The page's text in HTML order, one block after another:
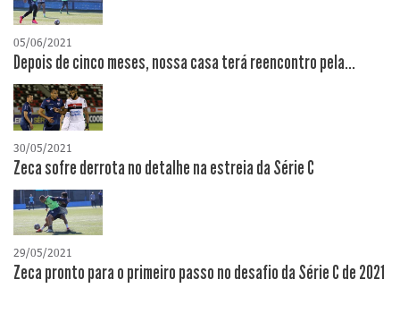
05/06/2021
Depois de cinco meses, nossa casa terá reencontro pela...
30/05/2021
Zeca sofre derrota no detalhe na estreia da Série C
29/05/2021
Zeca pronto para o primeiro passo no desafio da Série C de 2021